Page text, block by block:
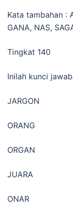
Kata tambahan :
GANA, NAS,
Tingkat 140
Inilah kunci
JARGON
ORANG
ORGAN
JUARA
ONAR